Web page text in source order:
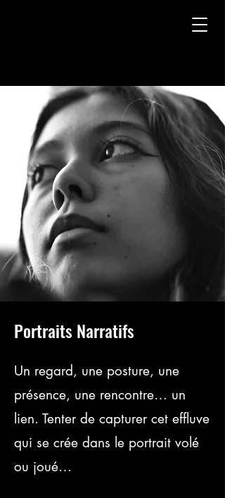
Portraits Narratifs
Un regard, une posture, une
présence, une rencontre… un
lien. Tenter de capturer cet effluve
qui se crée dans le portrait volé
ou joué…